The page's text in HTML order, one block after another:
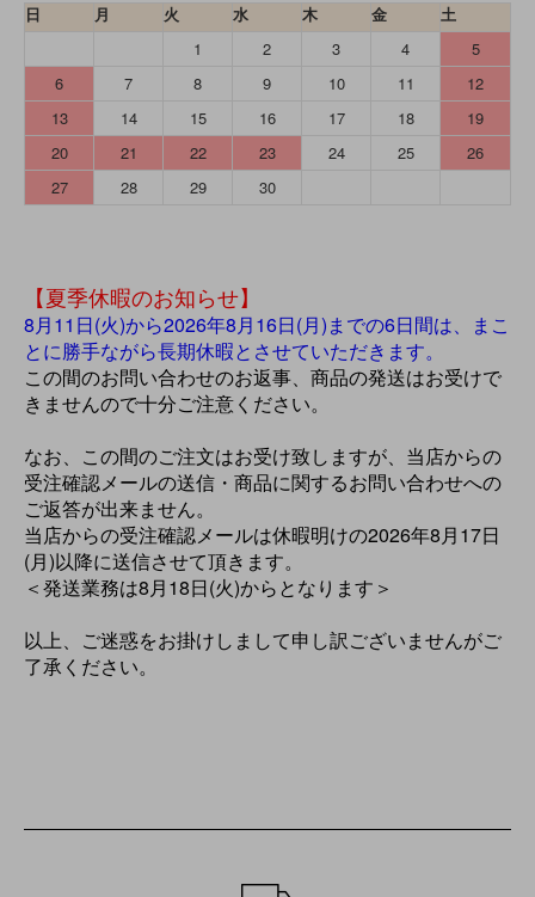
日 月 火 水 木 金
土
1
2 3 4
5
6
7 8 9 10 11
12
13
14 15 16 17 18
19
20
21 22 23 24 25
26
27
28 29 30
【夏季休暇のお知らせ】
8月11日(火)から2026年8月16日(月)までの6日間は、まこ
とに勝手ながら長期休暇とさせていただきます。
この間のお問い合わせのお返事、商品の発送はお受けで
きませんので十分ご注意ください。
なお、この間のご注文はお受け致しますが、当店からの
受注確認メールの送信・商品に関するお問い合わせへの
ご返答が出来ません。
当店からの受注確認メールは休暇明けの2026年8月17日
(月)以降に送信させて頂きます。
＜発送業務は8月18日(火)からとなります＞
以上、ご迷惑をお掛けしまして申し訳ございませんがご
了承ください。
ショッピングガイド